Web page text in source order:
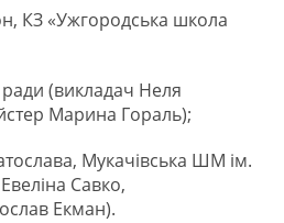
КЗ «Ужгородська школа
ради (викладач Неля
Марина Гораль);
Мукачівська ШМ ім.
Савко,
Екман).